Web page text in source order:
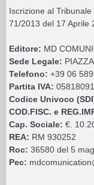
Iscrizione al
71/2013 del 17 Aprile
Editore: MD
Sede Legale:
Telefono: +39 06
Partita IVA:
Codice Univoco
COD.FISC. e
Cap. Sociale: €.
REA: RM 930252
Roc: 36580 del 5
Pec: